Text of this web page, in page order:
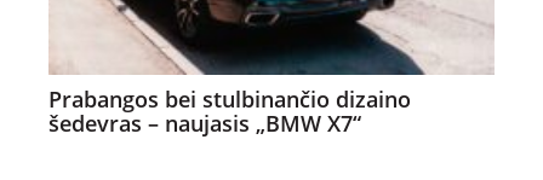
Prabangos bei stulbinančio dizaino
šedevras – naujasis „BMW X7“